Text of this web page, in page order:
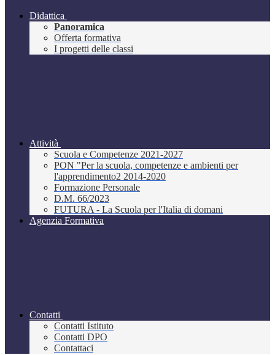
Didattica
Panoramica
Offerta formativa
I progetti delle classi
Attività
Scuola e Competenze 2021-2027
PON "Per la scuola, competenze e ambienti per
l'apprendimento2 2014-2020
Formazione Personale
D.M. 66/2023
FUTURA - La Scuola per l'Italia di domani
Agenzia Formativa
Contatti
Contatti Istituto
Contatti DPO
Contattaci